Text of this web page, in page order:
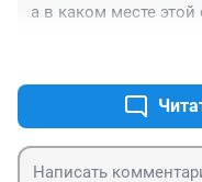
а в каком месте